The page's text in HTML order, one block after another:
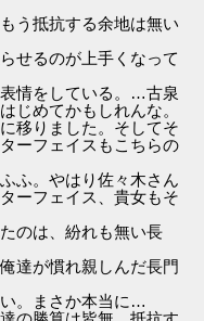
う抵抗する余地は無い
せるのが上手くなって
情をしている。…古泉
じめてかもしれんな。
移りました。そしてそ
ーフェイスもこちらの
ふ。やはり佐々木さん
ーフェイス、貴女もそ
のは、紛れも無い長
達が慣れ親しんだ長門
。まさか本当に…